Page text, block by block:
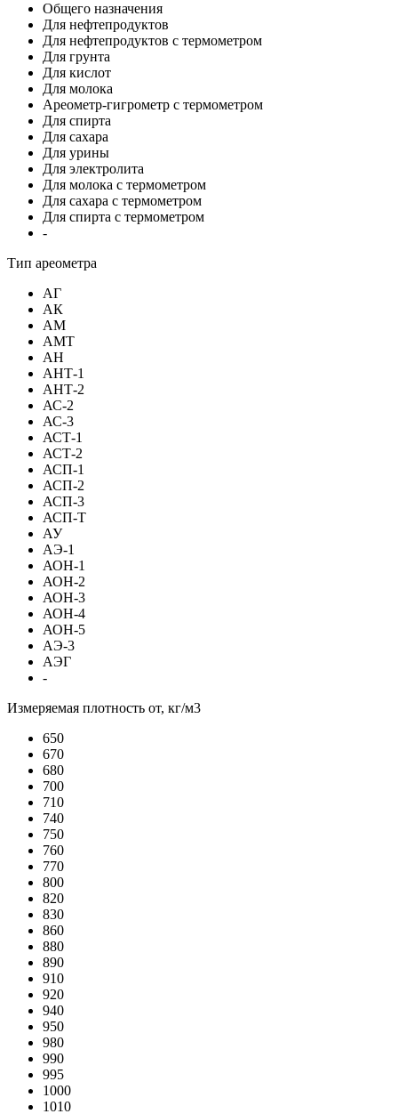
Общего назначения
Для нефтепродуктов
Для нефтепродуктов с термометром
Для грунта
Для кислот
Для молока
Ареометр-гигрометр с термометром
Для спирта
Для сахара
Для урины
Для электролита
Для молока с термометром
Для сахара с термометром
Для спирта с термометром
-
Тип ареометра
АГ
АК
АМ
АМТ
АН
АНТ-1
АНТ-2
АС-2
АС-3
АСТ-1
АСТ-2
АСП-1
АСП-2
АСП-3
АСП-Т
АУ
АЭ-1
АОН-1
АОН-2
АОН-3
АОН-4
АОН-5
АЭ-3
АЭГ
-
Измеряемая плотность от, кг/м3
650
670
680
700
710
740
750
760
770
800
820
830
860
880
890
910
920
940
950
980
990
995
1000
1010